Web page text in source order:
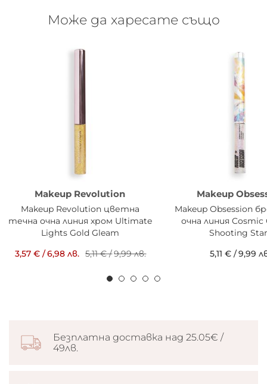
Може да харесате също
Makeup Revolution
Makeup Revolution цветна
течна очна линия хром Ultimate
Lights Gold Gleam
3,57 € /6,98 лв. 5,11 €/9,99 лв.
Makeup
Makeup Obsession
очна линия Cosmic
Shooting
5,11 € /9,99
Безплатна доставка над 25.05€ /
49лв.